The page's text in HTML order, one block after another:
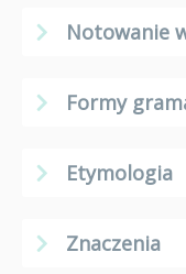
Notowanie
Formy
Etymologia
Znaczenia